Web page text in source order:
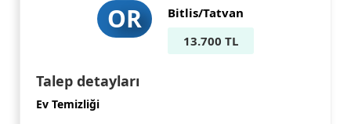
OR
Bitlis/Tatvan
13.700 TL
Talep detayları
Ev Temizliği